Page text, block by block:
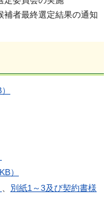
者最終選定結果の通知
）
別紙1～3及び契約書様